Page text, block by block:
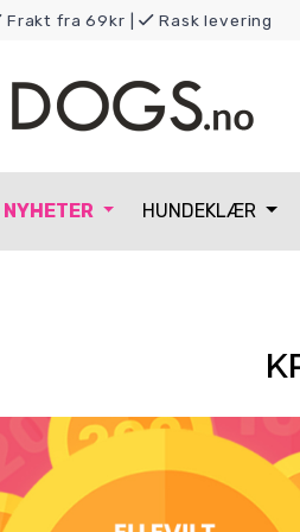
Frakt fra 69kr | Rask levering
NYHETER HUNDEKLÆR